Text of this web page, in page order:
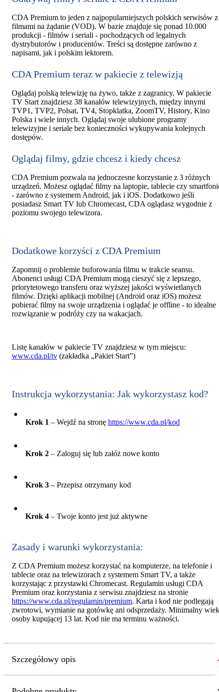
CDA Premium to jeden z najpopularniejszych polskich serwisów z
filmami na żądanie (VOD). W bazie znajduje się ponad 10.000
produkcji - filmów i seriali - pochodzących od legalnych
dystrybutorów i producentów. Treści są dostępne zarówno z
napisami, jak i polskim lektorem.
CDA Premium teraz w pakiecie z telewizją
Oglądaj polską telewizję na żywo, także z zagranicy. W pakiecie
TV Start znajdziesz 38 kanałów telewizyjnych, między innymi
TVP1, TVP2, Polsat, TV4, Stopklatka, ZoomTV, History, Kino
Polska i wiele innych. Oglądaj swoje ulubione programy
telewizyjne i seriale bez konieczności wykupywania kolejnych
dostępów.
Oglądaj filmy, gdzie chcesz i kiedy chcesz
CDA Premium pozwala na jednoczesne korzystanie z 3 różnych
urządzeń. Możesz oglądać filmy na laptopie, tablecie czy
- zarówno z systemem Android, jak i iOS. Dodatkowo jeśli
posiadasz Smart TV lub Chromecast, CDA oglądasz wygodnie z
poziomu swojego telewizora.
Dodatkowe korzyści z CDA Premium
Zapomnij o problemie buforowania filmu w trakcie seansu.
Abonenci usługi CDA Premium mogą cieszyć się z lepszego,
priorytetowego transferu oraz wyższej jakości wyświetlanych
filmów. Dzięki aplikacji mobilnej (Android oraz iOS) możesz
pobierać filmy na swoje urządzenia i oglądać je offline - to idealne
rozwiązanie w podróży czy na wakacjach.
Listę kanałów w pakiecie TV znajdziesz w tym miejscu:
www.cda.pl/tv (zakładka „Pakiet Start”)
Instrukcja wykorzystania: Jak wykorzystasz kod?
Krok 1 – Wejdź na stronę https://www.cda.pl/kod
Krok 2 – Zaloguj się lub załóż nowe konto
Krok 3 – Przepisz otrzymany kod
Krok 4 – Twoje konto jest już aktywne
Zasady i warunki wykorzystania:
Z CDA Premium możesz korzystać na komputerze, na telefonie i
tablecie oraz na telewizorach z systemem Smart TV, a także
korzystając z przystawki Chromecast. Regulamin usługi CDA
Premium oraz korzystania z serwisu znajdziesz na stronie
https://www.cda.pl/regulamin/premium. Karta i kod nie podlegają
zwrotowi, wymianie na gotówkę ani odsprzedaży. Minimalny wiek
osoby kupującej 13 lat. Kod nie ma terminu ważności.
Szczegółowy opis